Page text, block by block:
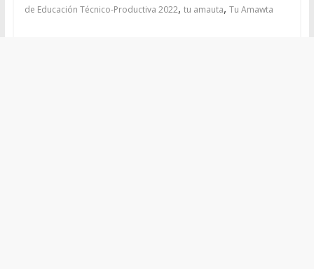
de Educación Técnico-Productiva 2022, tu amauta, Tu Amawta